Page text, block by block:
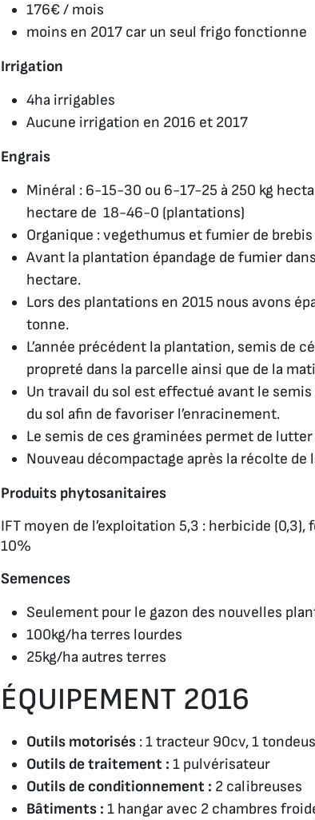
176€ / mois
moins en 2017 car un seul frigo fonctionne
Irrigation
4ha irrigables
Aucune irrigation en 2016 et 2017
Engrais
Minéral : 6-15-30 ou 6-17-25 à 250 kg
hectare de 18-46-0 (plantations)
Organique : vegethumus et fumier de
Avant la plantation épandage de fumier
hectare.
Lors des plantations en 2015 nous avons
tonne.
L’année précédent la plantation, semis de
propreté dans la parcelle ainsi que de la
Un travail du sol est effectué avant le
du sol afin de favoriser l’enracinement.
Le semis de ces graminées permet de
Nouveau décompactage après la récolte de
Produits phytosanitaires
IFT moyen de l’exploitation 5,3 : herbicide
10%
Semences
Seulement pour le gazon des nouvelles
100kg/ha terres lourdes
25kg/ha autres terres
ÉQUIPEMENT 2016
Outils motorisés : 1 tracteur 90cv, 1
Outils de traitement : 1 pulvérisateur
Outils de conditionnement : 2 calibreuses
Bâtiments : 1 hangar avec 2 chambres